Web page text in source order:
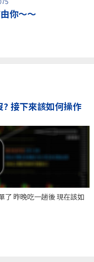
你～～
接下來該如何操作
了 昨晚吃一趟後 現在該如